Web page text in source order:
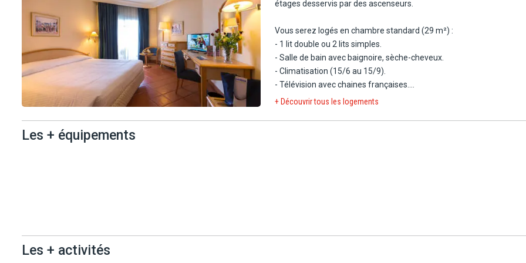
étages desservis par des ascenseurs.
Vous serez logés en chambre standard (29 m²) :
- 1 lit double ou 2 lits simples.
- Salle de bain avec baignoire, sèche-cheveux.
- Climatisation (15/6 au 15/9).
- Télévision avec chaines françaises.
- Mini-réfrigérateur.
+ Découvrir tous les logements
Les + équipements
Les + activités